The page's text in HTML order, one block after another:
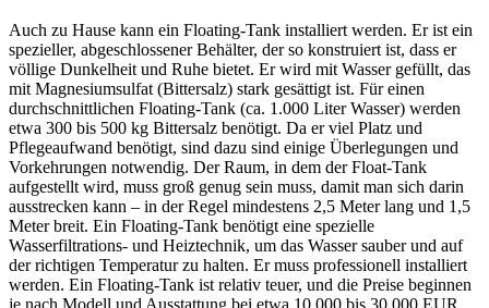
Auch zu Hause kann ein Floating-Tank installiert werden. Er ist ein
spezieller, abgeschlossener Behälter, der so konstruiert ist, dass er
völlige Dunkelheit und Ruhe bietet. Er wird mit Wasser gefüllt, das
mit Magnesiumsulfat (Bittersalz) stark gesättigt ist. Für einen
durchschnittlichen Floating-Tank (ca. 1.000 Liter Wasser) werden
etwa 300 bis 500 kg Bittersalz benötigt. Da er viel Platz und
Pflegeaufwand benötigt, sind dazu sind einige Überlegungen und
Vorkehrungen notwendig. Der Raum, in dem der Float-Tank
aufgestellt wird, muss groß genug sein muss, damit man sich darin
ausstrecken kann – in der Regel mindestens 2,5 Meter lang und 1,5
Meter breit. Ein Floating-Tank benötigt eine spezielle
Wasserfiltrations- und Heiztechnik, um das Wasser sauber und auf
der richtigen Temperatur zu halten. Er muss professionell installiert
werden. Ein Floating-Tank ist relativ teuer, und die Preise beginnen
je nach Modell und Ausstattung bei etwa 10.000 bis 30.000 EUR.